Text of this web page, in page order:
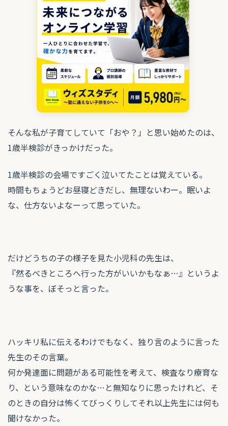
そんな私が子育てしていて「おや？」と思い始めたのは、
1歳半検診がきっかけだった。
1歳半検診の会場ですごく泣いてたことは覚えている。
時間もちょうどお昼寝どきだし、無理ないわー。眠いよ
な、仕方ないよなーって思っていた。
だけどうちの子の様子を見た小児科の先生は、
『然るべきところへ行った方がいいかもなぁ…』というよ
うな事を、ぼそっと言った。
ハッキリ私に伝えるわけでもなく、独り言のように言った
先生のその言葉。
何か発達面に問題がある可能性を考えて、検査なり療育な
り、という意味なのかな…と無知なりに思ったけれど、そ
のときの自分は怖くてびっくりしてそれ以上先生には何も
聞けなかった。